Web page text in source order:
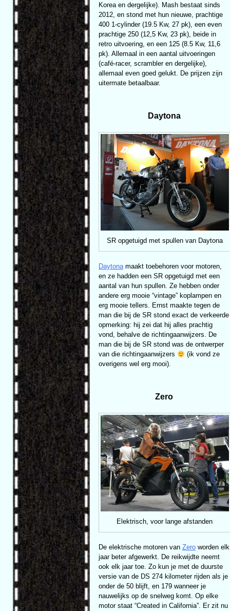
Korea en dergelijke). Mash bestaat sinds
2012, en stond met hun nieuwe, prachtige
400 1-cylinder (19.5 Kw, 27 pk), een even
prachtige 250 (12,5 Kw, 23 pk), beide in
retro uitvoering, en een 125 (8.5 Kw, 11,6
pk). Allemaal in een aantal uitvoeringen
(café-racer, scrambler en dergelijke),
allemaal even goed gelukt. De prijzen zijn
uitermate betaalbaar.
Daytona
SR opgetuigd met spullen van Daytona
Daytonamaakt toebehoren voor motoren,
en ze hadden een SR opgetuigd met een
aantal van hun spullen. Ze hebben onder
andere erg mooie “vintage” koplampen en
erg mooie tellers. Ernst maakte tegen de
man die bij de SR stond exact de verkeerde
opmerking: hij zei dat hij alles prachtig
vond, behalve de richtingaanwijzers. De
man die bij de SR stond was de ontwerper
van die richtingaanwijzers
(ik vond ze
overigens wel erg mooi).
Zero
Elektrisch, voor lange afstanden
De elektrische motoren van Zero worden elk
jaar beter afgewerkt. De reikwijdte neemt
ook elk jaar toe. Zo kun je met de duurste
versie van de DS 274 kilometer rijden als je
onder de 50 blijft, en 179 wanneer je
nauwelijks op de snelweg komt. Op elke
motor staat “Created in California”. Er zit nu